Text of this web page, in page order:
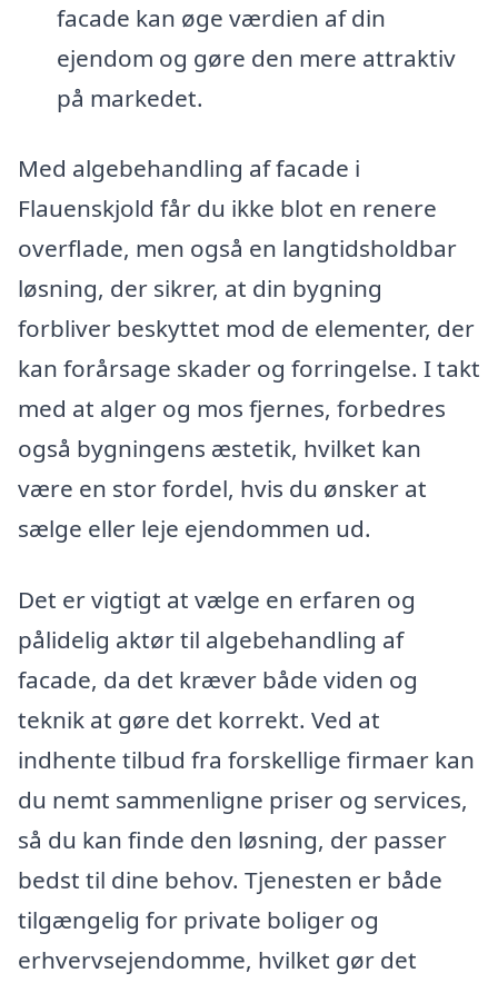
facade kan øge værdien af din
ejendom og gøre den mere attraktiv
på markedet.
Med algebehandling af facade i
Flauenskjold får du ikke blot en renere
overflade, men også en langtidsholdbar
løsning, der sikrer, at din bygning
forbliver beskyttet mod de elementer, der
kan forårsage skader og forringelse. I takt
med at alger og mos fjernes, forbedres
også bygningens æstetik, hvilket kan
være en stor fordel, hvis du ønsker at
sælge eller leje ejendommen ud.
Det er vigtigt at vælge en erfaren og
pålidelig aktør til algebehandling af
facade, da det kræver både viden og
teknik at gøre det korrekt. Ved at
indhente tilbud fra forskellige firmaer kan
du nemt sammenligne priser og services,
så du kan finde den løsning, der passer
bedst til dine behov. Tjenesten er både
tilgængelig for private boliger og
erhvervsejendomme, hvilket gør det